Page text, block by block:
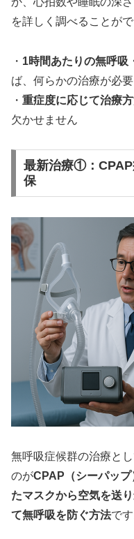
を詳しく調べることがで
・ 1時間あたりの無呼吸
ば、何らかの治療が必
・ 重症度に応じて治療
欠かせません
最新治療①：
保
無呼吸症候群の治療と
のがCPAP（シーパップ
たマスクから空気を送
て無呼吸を防ぐ方法です